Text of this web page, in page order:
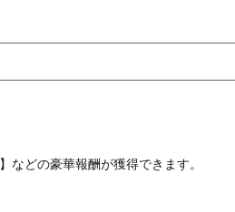
どの豪華報酬が獲得できます。